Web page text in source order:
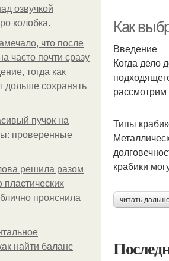
озвучкой
колобка.
что после
часто почти сразу
тогда как
сохранять
пучок на
проверенные
решила разом
пластических
прояснила
найти баланс
Как
Введение
Когда дело
Типы
крабики
читать